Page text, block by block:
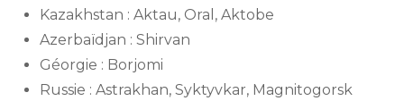
Kazakhstan : Aktau, Oral, Aktobe
Azerbaïdjan : Shirvan
Géorgie : Borjomi
Russie : Astrakhan, Syktyvkar, Magnitogorsk